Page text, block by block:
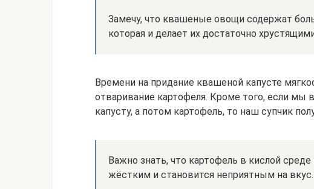
Замечу, что квашеные овощи содержат
которая и делает их достаточно
Времени на придание квашеной капусте
отваривание картофеля. Кроме того, если мы
капусту, а потом картофель, то наш супчик
Важно знать, что картофель в кислой среде
жёстким и становится неприятным на вкус.